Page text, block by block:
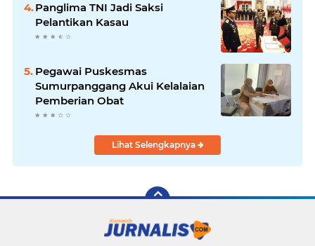
Panglima TNI Jadi Saksi
Pelantikan Kasau
Pegawai Puskesmas
Sumurpanggang Akui Kelalaian
Pemberian Obat
Lihat Selengkapnya